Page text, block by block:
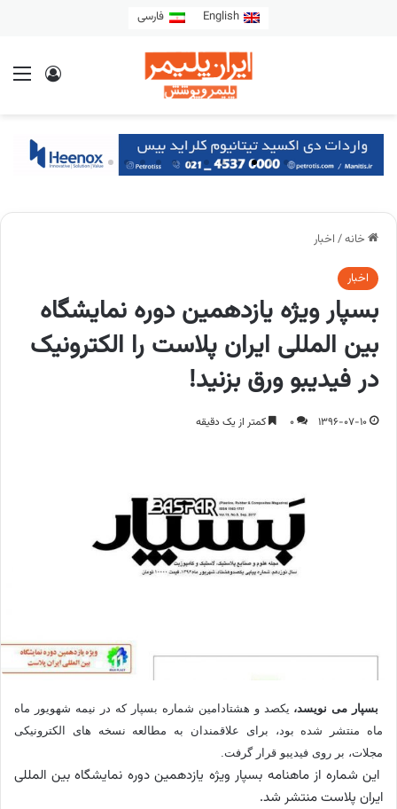
English فارسی
خانه/ اخبار
اخبار
بسپار ویژه یازدهمین دوره نمایشگاه
بین المللی ایران پلاست را الکترونیک
در فیدیبو ورق بزنید!
1396-07-10
0 کمتر از یک دقیقه
بسپار می نویسد، یکصد و هشتادامین شماره بسپار که در نیمه شهویور ماه
ماه منتشر شده بود، برای علاقمندان به مطالعه نسخه های الکترونیکی
مجلات، بر روی فیدیبو قرار گرفت.
این شماره از ماهنامه بسپار ویژه یازدهمین دوره نمایشگاه بین المللی
ایران پلاست منتشر شد.